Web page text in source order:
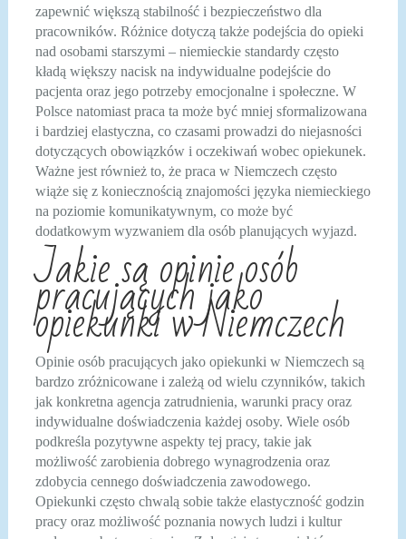
zapewnić większą stabilność i bezpieczeństwo dla
pracowników. Różnice dotyczą także podejścia do opieki
nad osobami starszymi – niemieckie standardy często
kładą większy nacisk na indywidualne podejście do
pacjenta oraz jego potrzeby emocjonalne i społeczne. W
Polsce natomiast praca ta może być mniej sformalizowana
i bardziej elastyczna, co czasami prowadzi do niejasności
dotyczących obowiązków i oczekiwań wobec opiekunek.
Ważne jest również to, że praca w Niemczech często
wiąże się z koniecznością znajomości języka niemieckiego
na poziomie komunikatywnym, co może być
dodatkowym wyzwaniem dla osób planujących wyjazd.
Jakie są opinie osób
pracujących jako
opiekunki w Niemczech
Opinie osób pracujących jako opiekunki w Niemczech są
bardzo zróżnicowane i zależą od wielu czynników, takich
jak konkretna agencja zatrudnienia, warunki pracy oraz
indywidualne doświadczenia każdej osoby. Wiele osób
podkreśla pozytywne aspekty tej pracy, takie jak
możliwość zarobienia dobrego wynagrodzenia oraz
zdobycia cennego doświadczenia zawodowego.
Opiekunki często chwalą sobie także elastyczność godzin
pracy oraz możliwość poznania nowych ludzi i kultur